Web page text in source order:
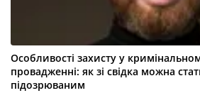
Особливості захисту у
провадженні: як зі свідка можна
підозрюваним